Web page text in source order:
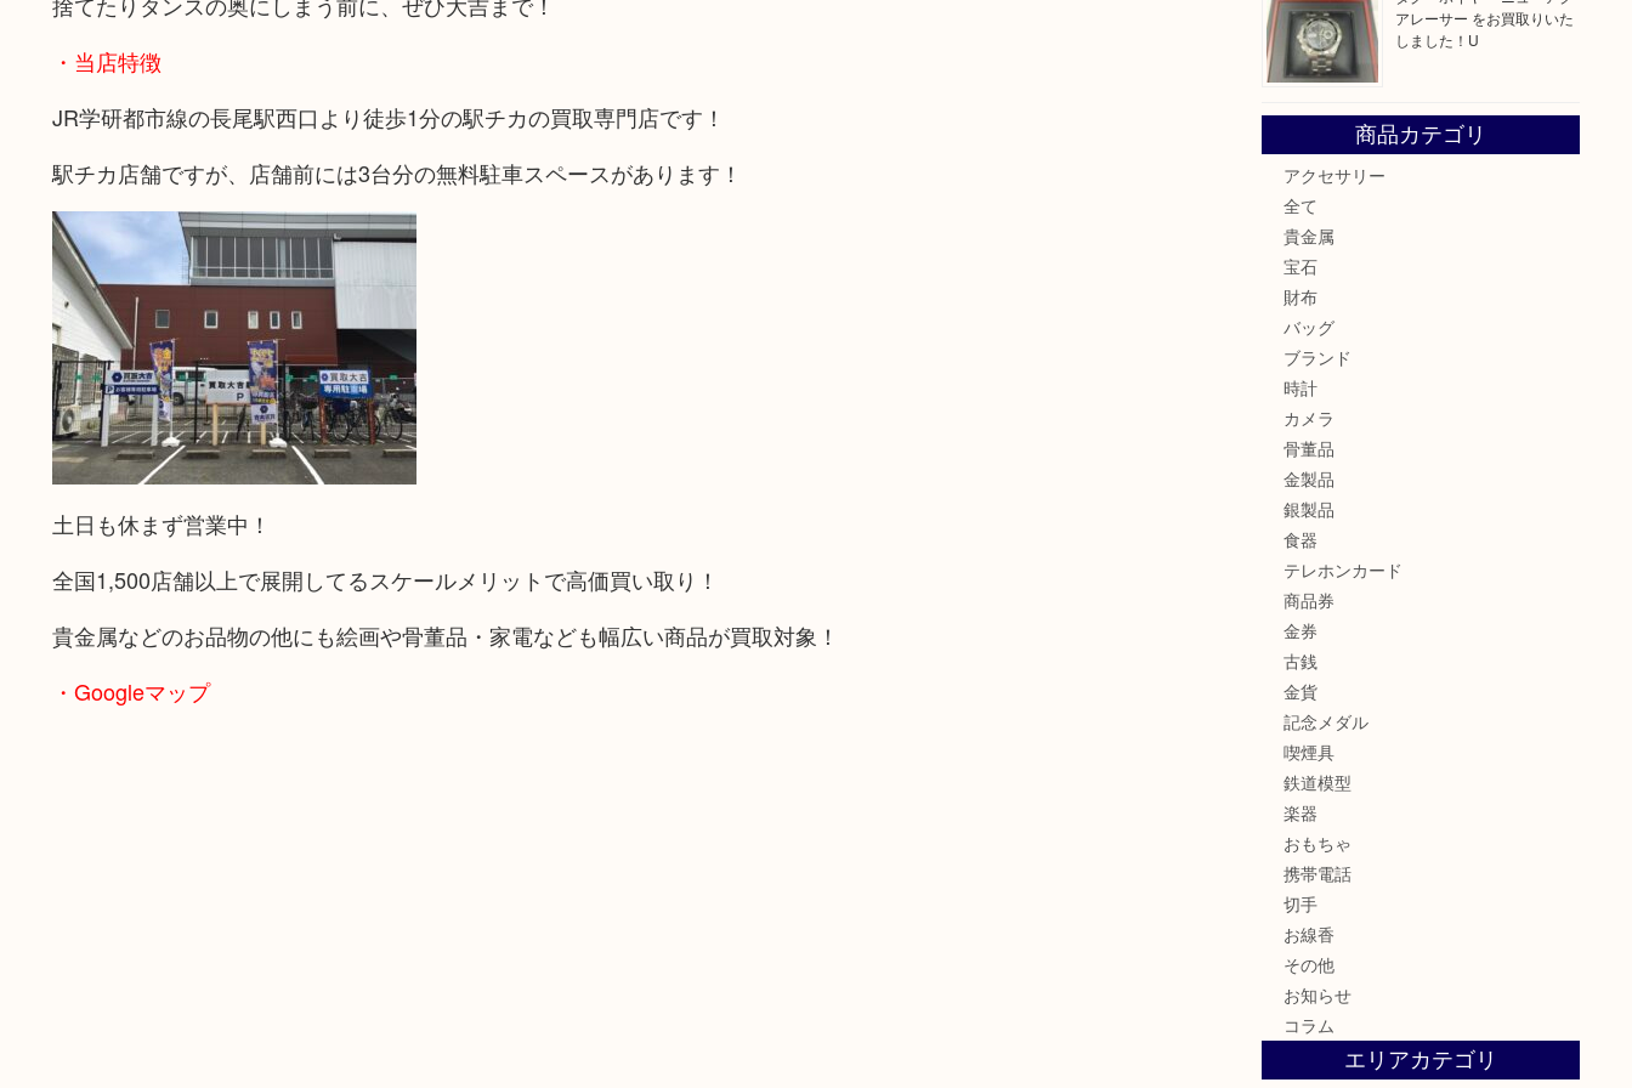
・当店特徴
JR学研都市線の長尾駅西口より徒歩1分の駅チカの買取専門店です！
駅チカ店舗ですが、店舗前には3台分の無料駐車スペースがあります！
土日も休まず営業中！
全国1,500店舗以上で展開してるスケールメリットで高価買い取り！
貴金属などのお品物の他にも絵画や骨董品・家電なども幅広い商品が買取対象！
・Googleマップ
アレーサー をお買取りいた
しました！U
商品カテゴリ
アクセサリー
全て
貴金属
宝石
財布
バッグ
ブランド
時計
カメラ
骨董品
金製品
銀製品
食器
テレホンカード
商品券
金券
古銭
金貨
記念メダル
喫煙具
鉄道模型
楽器
おもちゃ
携帯電話
切手
お線香
その他
お知らせ
コラム
エリアカテゴリ